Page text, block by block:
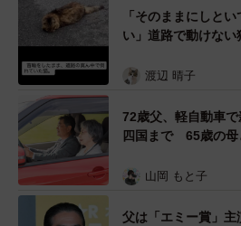
「そのままにしとい
い」道路で動けない
ようとした4日間 「
表の訴え
渡辺 晴子
72歳父、軽自動車で
四国まで 65歳の母
憩まで分刻み… 「大
山岡 もと子
父は「エミー賞」主